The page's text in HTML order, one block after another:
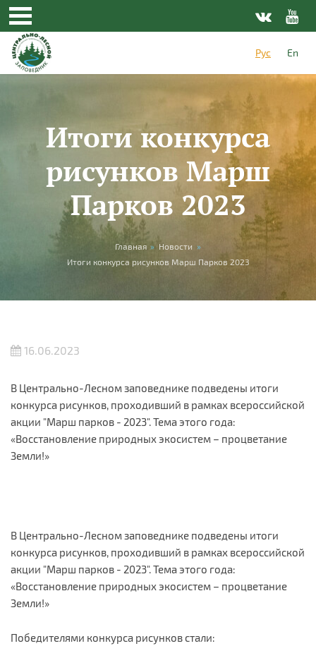
Перейти к основному содержанию
Рус
En
Итоги конкурса
рисунков Марш
Парков 2023
Вы здесь Главная » Новости »
Итоги конкурса рисунков Марш Парков 2023
16.06.2023
В Центрально-Лесном заповеднике подведены итоги
конкурса рисунков, проходивший в рамках всероссийской
акции "Марш парков - 2023". Тема этого года:
«Восстановление природных экосистем – процветание
Земли!»
В Центрально-Лесном заповеднике подведены итоги
конкурса рисунков, проходивший в рамках всероссийской
акции "Марш парков - 2023". Тема этого года:
«Восстановление природных экосистем – процветание
Земли!»
Победителями конкурса рисунков стали: